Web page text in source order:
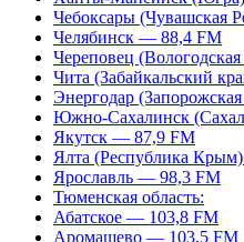
Чебоксары (Чувашская
Челябинск — 88,4 FM
Череповец
Чита (Забайкальский
Энергодар
Южно-Сахалинск
Якутск — 87,9 FM
Ялта (Республика
Ярославль — 98,3 FM
Тюменская область:
Абатское — 103,8 FM
Аромашево — 103,5 FM